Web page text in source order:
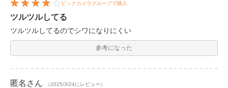
ビックカメラグループで購入
ツルツルしてる
ツルツルしてるのでシワになりにくい
参考になった
匿名 さん （2025/3/24にレビュー）